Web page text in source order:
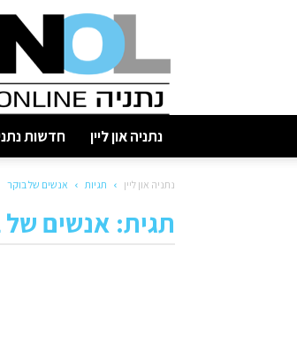
נתניה
נתניה און ליין חדשות
נתניה און ליין תגיות אנשים של בוקר
תגית: אנשים של